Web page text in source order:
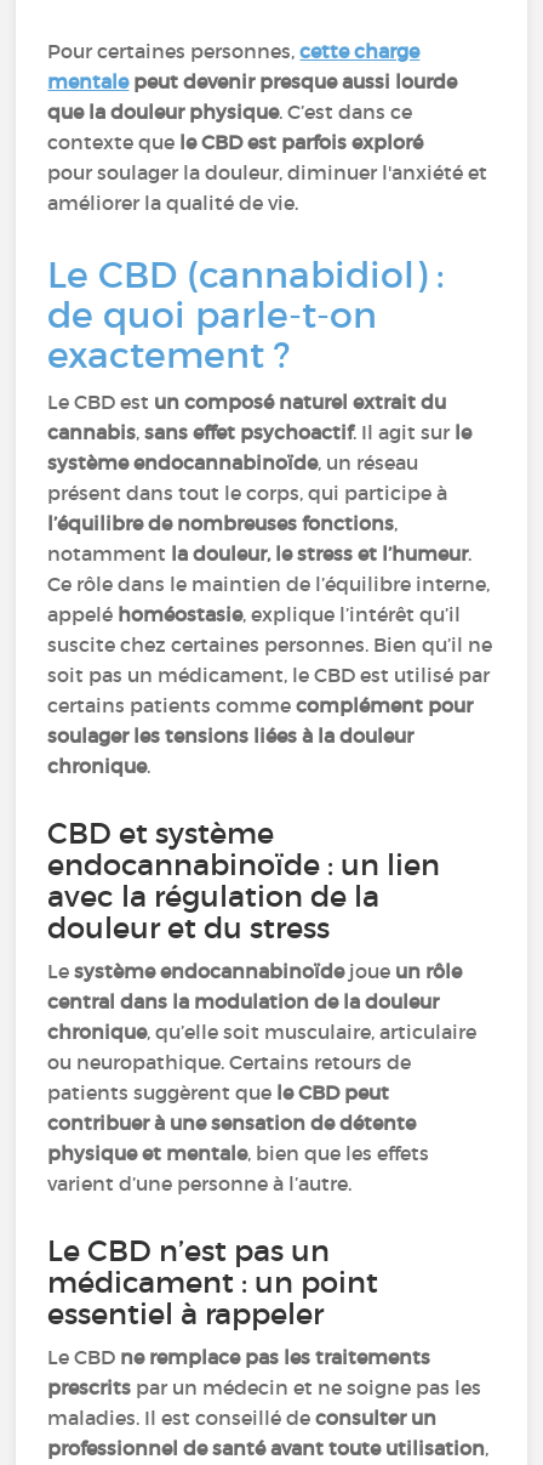
Pour certaines personnes,cette charge
mentalepeut devenir presque aussi lourde
que la douleur physique. C’est dans ce
contexte que le CBD est parfois exploré
pour soulager la douleur, diminuer l'anxiété et
améliorer la qualité de vie.
Le CBD (cannabidiol) :
de quoi parle-t-on
exactement ?
Le CBD est un composé naturel extrait du
cannabis,sans effet psychoactif. Il agit sur le
système endocannabinoïde, un réseau
présent dans tout le corps, qui participe à
l’équilibre de nombreuses fonctions,
notamment la douleur, le stress et l’humeur.
Ce rôle dans le maintien de l’équilibre interne,
appelé homéostasie, explique l’intérêt qu’il
suscite chez certaines personnes. Bien qu’il ne
soit pas un médicament, le CBD est utilisé par
certains patients commecomplément pour
soulager les tensions liées à la douleur
chronique.
CBD et système
endocannabinoïde : un lien
avec la régulation de la
douleur et du stress
Lesystème endocannabinoïdejoue un rôle
central dans la modulation de la douleur
chronique, qu’elle soit musculaire, articulaire
ou neuropathique. Certains retours de
patients suggèrent que le CBD peut
contribuer à une sensation de détente
physique et mentale, bien que les effets
varient d’une personne à l’autre.
Le CBD n’est pas un
médicament : un point
essentiel à rappeler
Le CBD ne remplace pas les traitements
prescrits par un médecin et ne soigne pas les
maladies. Il est conseillé deconsulter un
professionnel de santé avant toute utilisation,